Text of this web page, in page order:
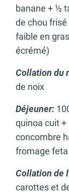
banane + ½
de chou
faible en
écrémé)
Collation du
de noix
Déjeuner:
quinoa cuit
concombre
fromage feta
Collation de
carottes et